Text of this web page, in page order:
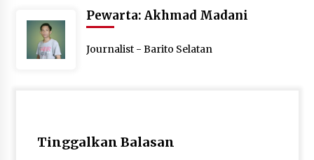
Pewarta: Akhmad Madani
Journalist - Barito Selatan
Tinggalkan Balasan